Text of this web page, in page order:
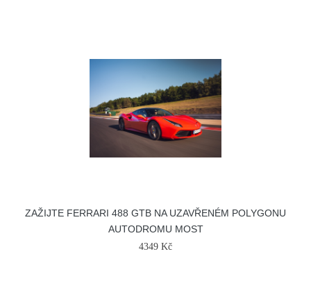
ZAŽIJTE FERRARI 488 GTB NA UZAVŘENÉM POLYGONU
AUTODROMU MOST
4349 Kč